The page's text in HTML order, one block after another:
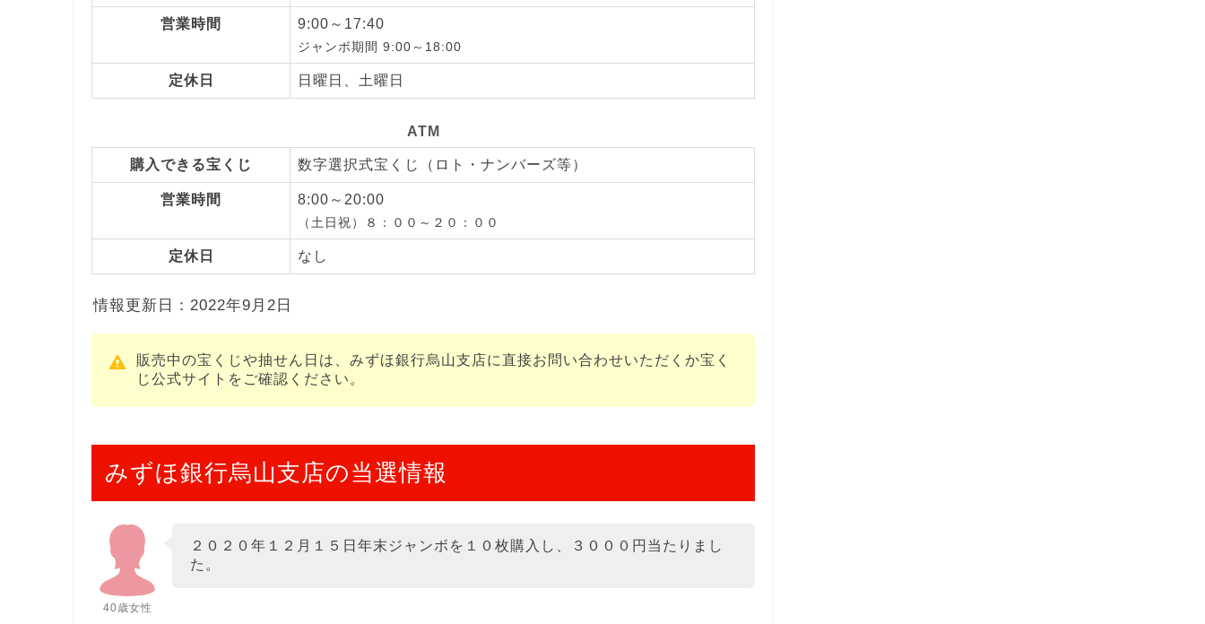
営業時間 9:00～17:40
ジャンボ期間 9:00～18:00
定休日 日曜日、土曜日
ATM
購入できる宝くじ 数字選択式宝くじ（ロト・ナンバーズ等）
営業時間 8:00～20:00
（土日祝）８：００～２０：００
定休日 なし
情報更新日：2022年9月2日
販売中の宝くじや抽せん日は、みずほ銀行烏山支店に直接お問い合わせいただくか宝く
じ公式サイトをご確認ください。
みずほ銀行烏山支店の当選情報
40歳女性
２０２０年１２月１５日年末ジャンボを１０枚購入し、３０００円当たりまし
た。